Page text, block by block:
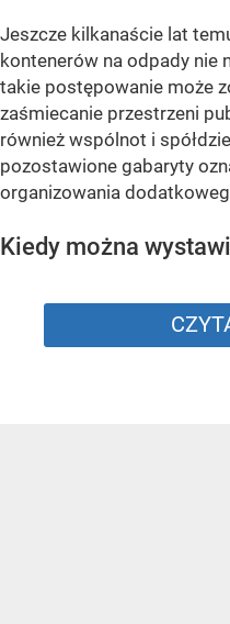
Jeszcze kilkanaście lat
kontenerów na odpady nie
takie postępowanie może
zaśmiecanie przestrzeni
również wspólnot i
pozostawione gabaryty
organizowania
Kiedy można